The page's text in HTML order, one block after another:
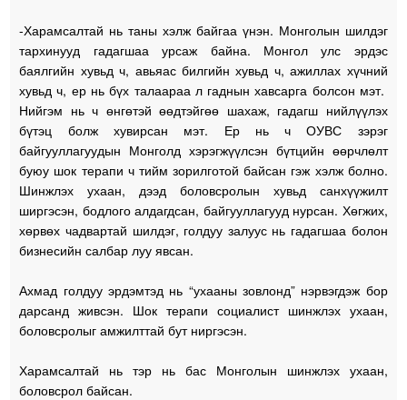
-Харамсалтай нь таны хэлж байгаа үнэн. Монголын шилдэг
тархинууд гадагшаа урсаж байна. Монгол улс эрдэс
баялгийн хувьд ч, авьяас билгийн хувьд ч, ажиллах хүчний
хувьд ч, ер нь бүх талаараа л гаднын хавсарга болсон мэт.
Нийгэм нь ч өнгөтэй өөдтэйгөө шахаж, гадагш нийлүүлэх
бүтэц болж хувирсан мэт. Ер нь ч ОУВС зэрэг
байгууллагуудын Монголд хэрэгжүүлсэн бүтцийн өөрчлөлт
буюу шок терапи ч тийм зорилготой байсан гэж хэлж болно.
Шинжлэх ухаан, дээд боловсролын хувьд санхүүжилт
ширгэсэн, бодлого алдагдсан, байгууллагууд нурсан. Хөгжих,
хөрвөх чадвартай шилдэг, голдуу залуус нь гадагшаа болон
бизнесийн салбар луу явсан.
Ахмад голдуу эрдэмтэд нь “ухааны зовлонд” нэрвэгдэж бор
дарсанд живсэн. Шок терапи социалист шинжлэх ухаан,
боловсролыг амжилттай бут ниргэсэн.
Харамсалтай нь тэр нь бас Монголын шинжлэх ухаан,
боловсрол байсан.